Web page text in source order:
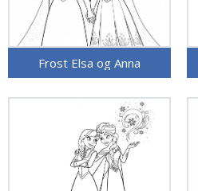
Frost Elsa og Anna